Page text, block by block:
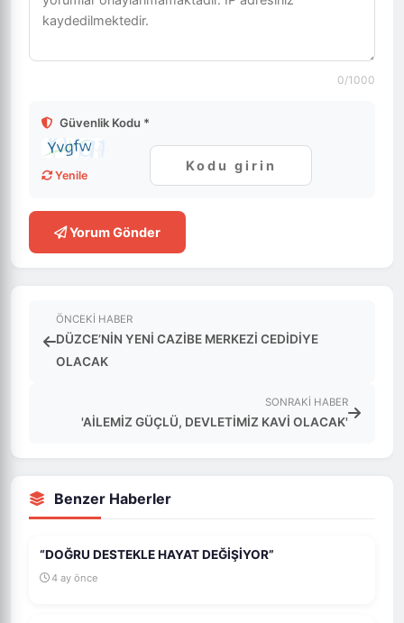
0/1000
Güvenlik Kodu *
Yenile
Yorum Gönder
ÖNCEKI HABER
DÜZCE’NİN YENİ CAZİBE MERKEZİ CEDİDİYE
OLACAK
SONRAKI HABER
'AİLEMİZ GÜÇLÜ, DEVLETİMİZ KAVİ OLACAK'
Benzer Haberler
“DOĞRU DESTEKLE HAYAT DEĞİŞİYOR”
4 ay önce